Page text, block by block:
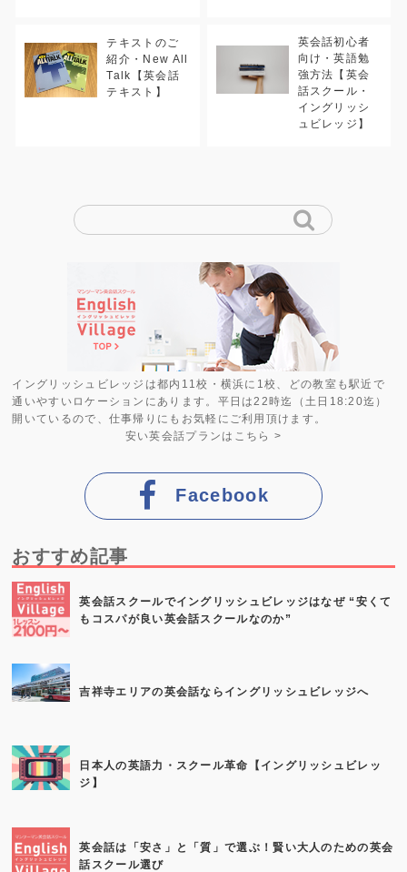
テキストのご
紹介・New All
Talk【英会話
テキスト】
英会話初心者
向け・英語勉
強方法【英会
話スクール・
イングリッシ
ュビレッジ】
イングリッシュビレッジは都内11校・横浜に1校、どの教室も駅近で
通いやすいロケーションにあります。平日は22時迄（土日18:20迄）
開いているので、仕事帰りにもお気軽にご利用頂けます。
安い英会話プラン はこちら >
Facebook
おすすめ記事
英会話スクールでイングリッシュビレッジはなぜ “安くて
もコスパが良い英会話スクールなのか”
吉祥寺エリアの英会話ならイングリッシュビレッジへ
日本人の英語力・スクール革命【イングリッシュビレッ
ジ】
英会話は「安さ」と「質」で選ぶ！賢い大人のための英会
話スクール選び